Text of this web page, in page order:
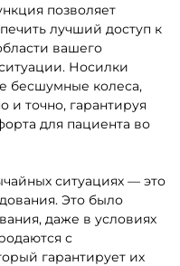
позволяет
лучший доступ к
вашего
Носилки
бесшумные колеса,
и точно, гарантируя
для пациента во
ситуациях — это
Это было
даже в условиях
с
гарантирует их